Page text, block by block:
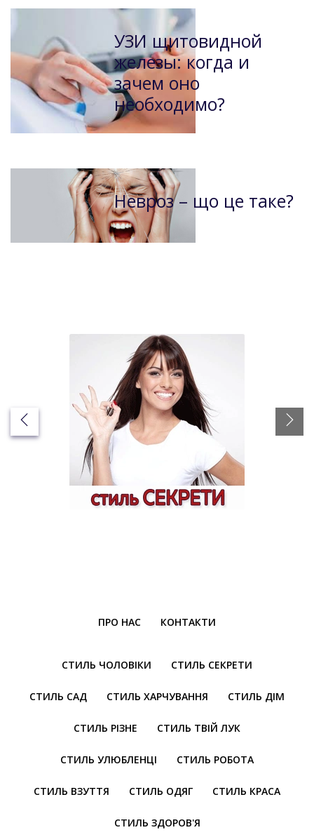
УЗИ щитовидной
железы: когда и
зачем оно
необходимо?
Невроз – що це таке?
ПРО НАС КОНТАКТИ
СТИЛЬ ЧОЛОВІКИ СТИЛЬ СЕКРЕТИ
СТИЛЬ САД СТИЛЬ ХАРЧУВАННЯ СТИЛЬ ДІМ
СТИЛЬ РІЗНЕ СТИЛЬ ТВІЙ ЛУК
СТИЛЬ УЛЮБЛЕНЦІ СТИЛЬ РОБОТА
СТИЛЬ ВЗУТТЯ СТИЛЬ ОДЯГ СТИЛЬ КРАСА
СТИЛЬ ЗДОРОВ'Я